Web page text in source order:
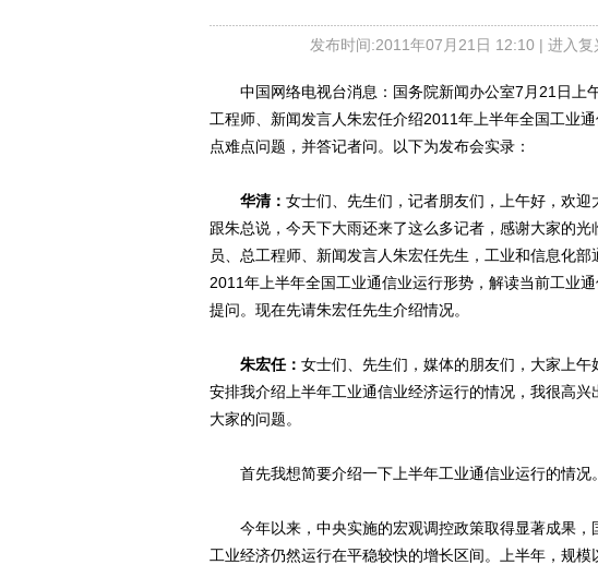
发布时间:2011年07月21日 12:10 | 进入复
中国网络电视台消息：国务院新闻办公室7月21日上
工程师、新闻发言人朱宏任介绍2011年上半年全国工业
点难点问题，并答记者问。以下为发布会实录：
华清： 女士们、先生们，记者朋友们，上午好，欢
跟朱总说，今天下大雨还来了这么多记者，感谢大家的
员、总工程师、新闻发言人朱宏任先生，工业和信息化
2011年上半年全国工业通信业运行形势，解读当前工业
提问。现在先请朱宏任先生介绍情况。
朱宏任： 女士们、先生们，媒体的朋友们，大家上午
安排我介绍上半年工业通信业经济运行的情况，我很高
大家的问题。
首先我想简要介绍一下上半年工业通信业运行的情况。
今年以来，中央实施的宏观调控政策取得显著成果，
工业经济仍然运行在平稳较快的增长区间。上半年，规